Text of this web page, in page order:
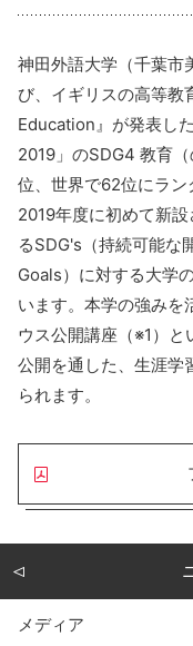
神田外語大学（千葉市
び、イギリスの高等
Education』が発表し
2019」のSDG4 教育
位、世界で62位にラン
2019年度に初めて新
るSDG's（持続可能
Goals）に対する大学
います。本学の強みを
ウス公開講座（※1）
公開を通した、生涯学
られます。
メディア